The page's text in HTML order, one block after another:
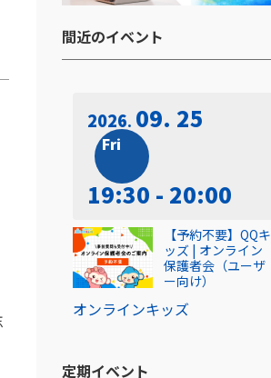
間近のイベント​
2026 09. 25
Fri
19:30 - 20:00
オンラインキッズ
【予約不要】QQキ
ッズ | オンライン
保護者会（ユーザ
ー向け）
定期イベント​